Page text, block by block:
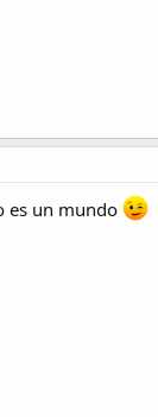
es un mundo